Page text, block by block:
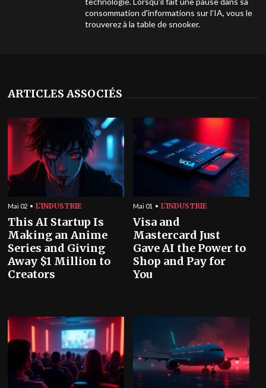
consommation d'informations sur l'IA, vous le
trouverez à la table de snooker.
ARTICLES ASSOCIÉS
Mai 02 L'INDUSTRIE
This AI Startup Is
Making an Anime
Series and Giving
Away $1 Million to
Creators
Mai 01 L'INDUSTRIE
Visa and
Mastercard Just
Gave AI the Power to
Shop and Pay for
You